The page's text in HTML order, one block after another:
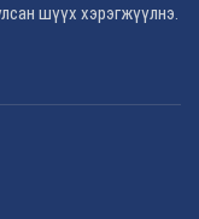
шүүх хэрэгжүүлнэ.